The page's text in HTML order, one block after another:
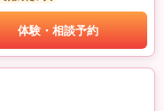
体験・相談予約